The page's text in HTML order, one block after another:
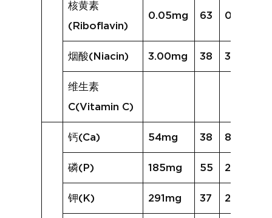
核黄素
(Riboflavin)
0.05mg 63 0.14mg
烟酸(Niacin) 3.00mg 38 3.43mg
维生素
C(Vitamin C)
钙(Ca) 54mg 38 83mg
磷(P) 185mg 55 224mg
钾(K) 291mg 37 280mg